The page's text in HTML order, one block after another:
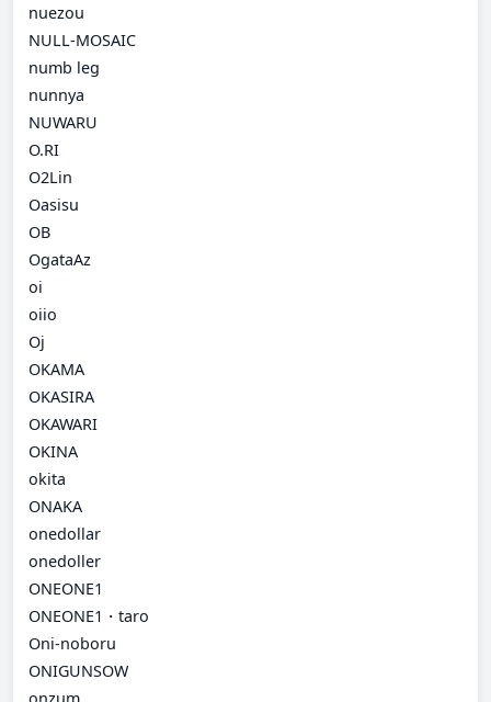
nuezou
NULL-MOSAIC
numb leg
nunnya
NUWARU
O.RI
O2Lin
Oasisu
OB
OgataAz
oi
oiio
Oj
OKAMA
OKASIRA
OKAWARI
OKINA
okita
ONAKA
onedollar
onedoller
ONEONE1
ONEONE1・taro
Oni-noboru
ONIGUNSOW